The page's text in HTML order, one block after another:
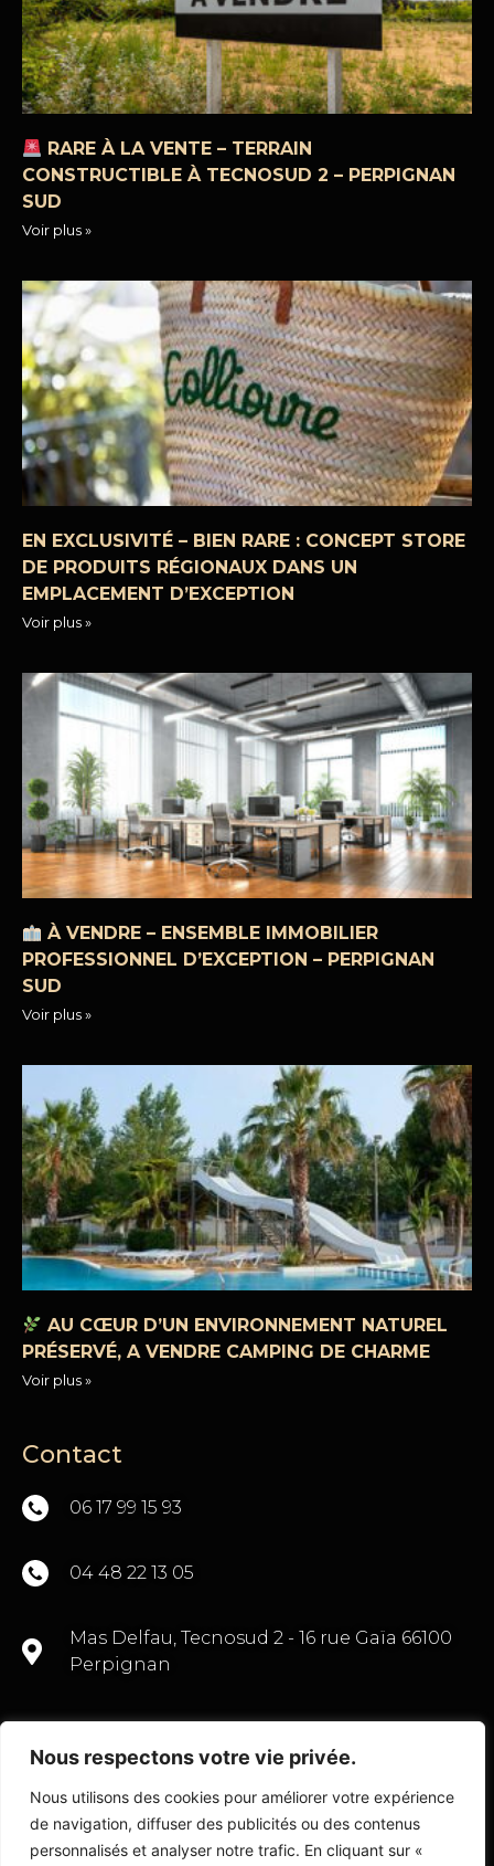
Nous respectons votre vie privée.
Nous utilisons des cookies pour améliorer votre expérience
de navigation, diffuser des publicités ou des contenus
personnalisés et analyser notre trafic. En cliquant sur «
RARE À LA VENTE – TERRAIN
CONSTRUCTIBLE À TECNOSUD 2 – PERPIGNAN
SUD
Voir plus »
EN EXCLUSIVITÉ – BIEN RARE : CONCEPT STORE
DE PRODUITS RÉGIONAUX DANS UN
EMPLACEMENT D’EXCEPTION
Voir plus »
À VENDRE – ENSEMBLE IMMOBILIER
PROFESSIONNEL D’EXCEPTION – PERPIGNAN
SUD
Voir plus »
AU CŒUR D’UN ENVIRONNEMENT NATUREL
PRÉSERVÉ, A VENDRE CAMPING DE CHARME
Voir plus »
Contact
06 17 99 15 93
04 48 22 13 05
Mas Delfau, Tecnosud 2 - 16 rue Gaïa 66100
Perpignan
CONTACTEZ-NOUS